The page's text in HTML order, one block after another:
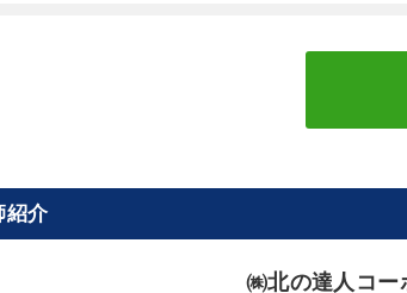
紹介
㈱北の達人コー